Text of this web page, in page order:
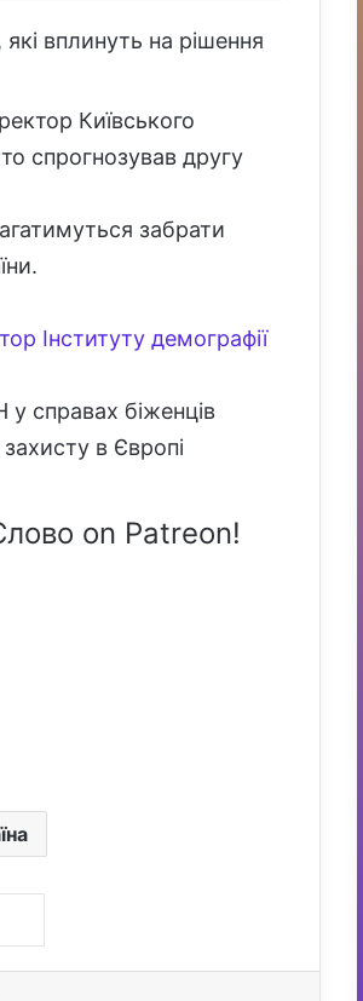
вплинуть на рішення
Київського
спрогнозував другу
забрати
Інституту демографії
справах біженців
в Європі
on Patreon!